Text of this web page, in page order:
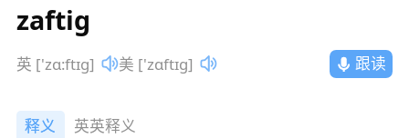
zaftig
英 ['zɑ:ftɪg] 美 ['zɑftɪg] 跟读
释义 英英释义